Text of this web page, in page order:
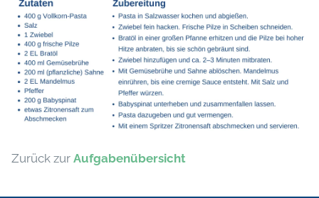
Zurück zur Aufgabenübersicht